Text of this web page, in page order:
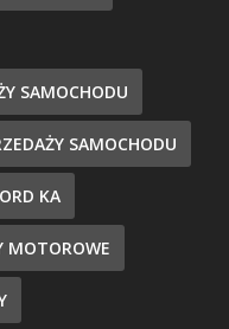
SAMOCHODU
SAMOCHODU
KA
MOTOROWE